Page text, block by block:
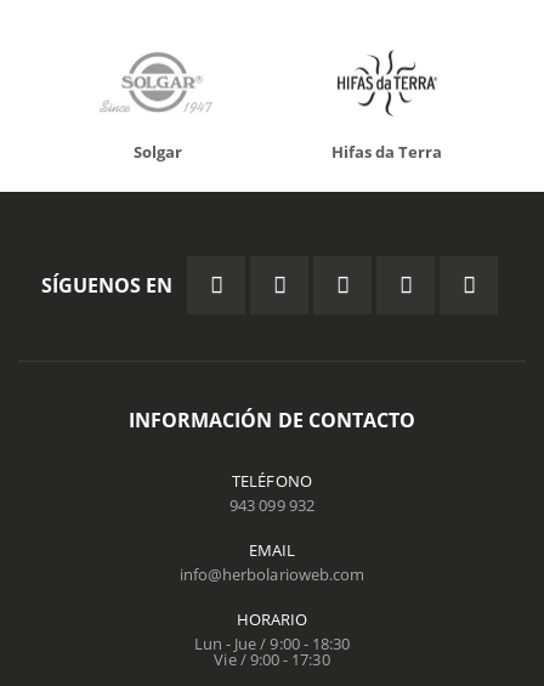
Solgar Hifas da Terra
SÍGUENOS EN
INFORMACIÓN DE CONTACTO
TELÉFONO
943 099 932
EMAIL
info@herbolarioweb.com
HORARIO
Lun - Jue / 9:00 - 18:30
Vie / 9:00 - 17:30